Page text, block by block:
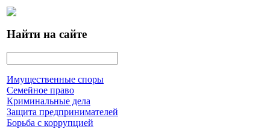
Найти на сайте
Имущественные споры
Семейное право
Криминальные дела
Защита предпринимателей
Борьба с коррупцией